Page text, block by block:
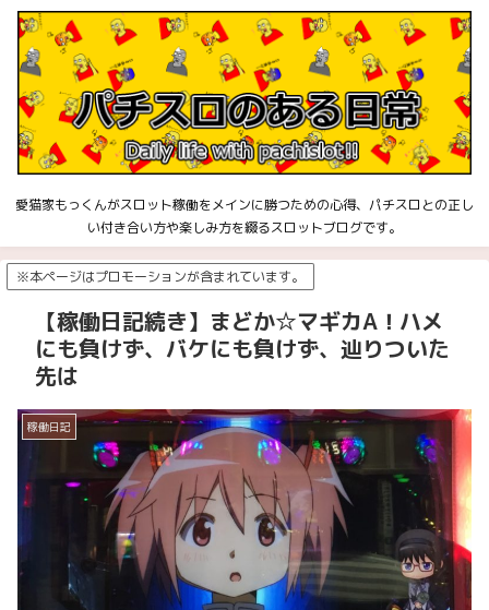
愛猫家もっくんがスロット稼働をメインに勝つための心得、パチスロとの正し
い付き合い方や楽しみ方を綴るスロットブログです。
※本ページはプロモーションが含まれています。
【稼働日記続き】まどか☆マギカA！ハメ
にも負けず、バケにも負けず、辿りついた
先は
稼働日記